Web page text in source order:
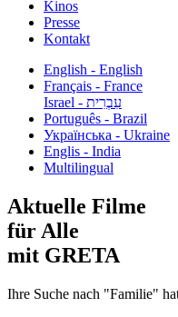
Kinos
Presse
Kontakt
English - English
Français - France
עִבְרִית - Israel
Português - Brazil
Українська - Ukraine
Englis - India
Multilingual
Aktuelle Filme
für Alle
mit GRETA
Ihre Suche nach "Familie"